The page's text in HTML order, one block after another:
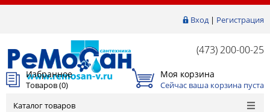
Вход| Регистрация
(473) 200-00-25
Избранное
Товаров (0)
Моя корзина
Сейчас ваша корзина пуста
Каталог товаров